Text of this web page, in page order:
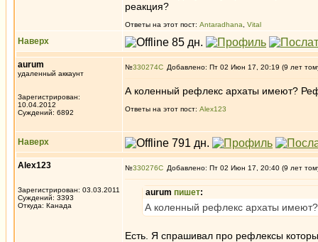
реакция?
Ответы на этот пост: Antaradhana Vital
Наверх
aurum
удаленный аккаунт
Зарегистрирован:
10.04.2012
Суждений: 6892
№330274 Добавлено: Пт 02 Июн 17, 20:19 (9 лет
А коленный рефлекс архаты имеют?
Ответы на этот пост: Alex123
Наверх
Alex123
Зарегистрирован: 03.03.2011
Суждений: 3393
Откуда: Канада
№330276 Добавлено: Пт 02 Июн 17, 20:40 (9 лет
aurum пишет:
А коленный рефлекс архаты
Есть. Я спрашивал про рефлексы